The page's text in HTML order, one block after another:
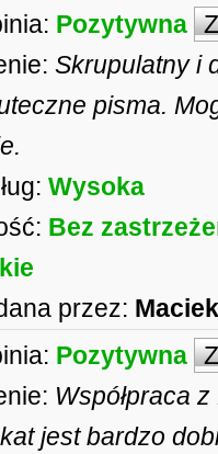
Pozytywna
Skrupulatny i
pisma.
Wysoka
Bez
przez:
Pozytywna
Współpraca
jest bardzo